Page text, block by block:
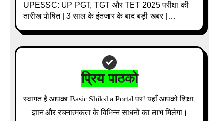
UPESSC: UP PGT, TGT और TET 2025 परीक्षा की
तारीख घोषित | 3 साल के इंतजार के बाद बड़ी खबर |
प्रिय पाठको
स्वागत है आपका Basic Shiksha Portal पर! यहाँ आपको शिक्षा,
ज्ञान और रचनात्मकता के विभिन्न साधनों का लाभ मिलेगा।